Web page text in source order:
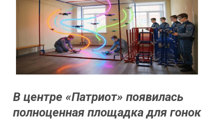
В центре «Патриот» появилась
полноценная площадка для гонок